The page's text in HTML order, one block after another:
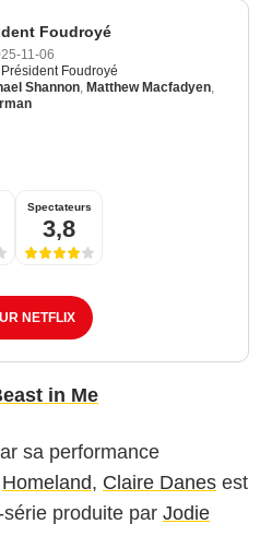
Foudroyé
11-06
Foudroyé
Shannon Matthew Macfadyen
Spectateurs
3,8
NETFLIX
in Me
sa performance
Homeland, Claire Danes est
produite par Jodie